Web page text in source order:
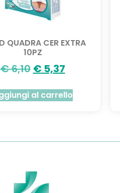
QUADRA CER EXTRA
10PZ
€6,10 €5,37
al carrello